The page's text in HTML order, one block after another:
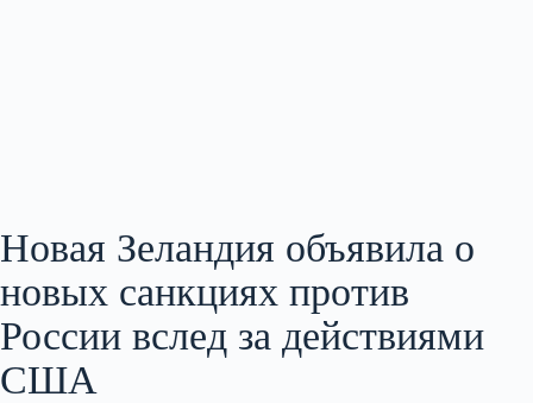
Новая Зеландия объявила о
новых санкциях против
России вслед за действиями
США